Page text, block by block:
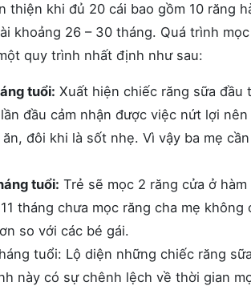
thiện khi đủ 20 cái bao gồm 10 răng
khoảng 26 – 30 tháng. Quá trình
quy trình nhất định như sau:
tuổi: Xuất hiện chiếc răng sữa đầu
đầu cảm nhận được việc nứt lợi
đôi khi là sốt nhẹ. Vì vậy ba mẹ
tuổi: Trẻ sẽ mọc 2 răng cửa ở
tháng chưa mọc răng cha mẹ
so với các bé gái.
tuổi: Lộ diện những chiếc răng
này có sự chênh lệch về thời gian